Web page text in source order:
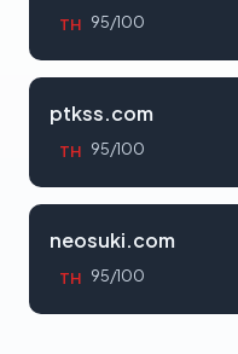
TH 95/100
ptkss.com
TH 95/100
neosuki.com
TH 95/100